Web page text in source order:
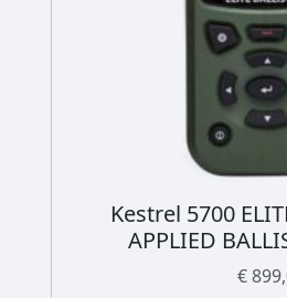
Kestrel 5700
APPLIED
€